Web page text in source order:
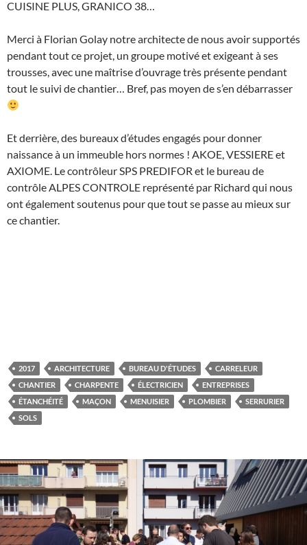
CUISINE PLUS, GRANICO 38…
Merci à Florian Golay notre architecte de nous avoir supportés
pendant tout ce projet, un groupe motivé et exigeant à ses
trousses, avec une maîtrise d’ouvrage très présente pendant
tout le suivi de chantier… Bref, pas moyen de s’en débarrasser
Et derrière, des bureaux d’études engagés pour donner
naissance à un immeuble hors normes ! AKOE, VESSIERE et
AXIOME. Le contrôleur SPS PREDIFOR et le bureau de
contrôle ALPES CONTROLE représenté par Richard qui nous
ont également soutenus pour que tout se passe au mieux sur
ce chantier.
2017 ARCHITECTURE BUREAU D'ÉTUDES
CARRELEUR
CHANTIER
CHARPENTE ÉLECTRICIEN
ENTREPRISES
ÉTANCHÉITÉ
MAÇON MENUISIER PLOMBIER
SERRURIER
SOLS